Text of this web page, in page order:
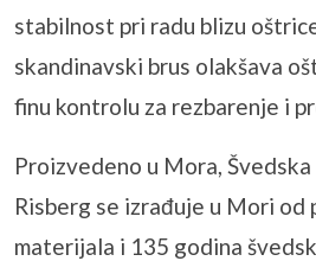
stabilnost pri radu blizu
skandinavski brus olakšava
finu kontrolu za rezbarenje i
Proizvedeno u Mora, Švedska
Risberg se izrađuje u Mori od
materijala i 135 godina